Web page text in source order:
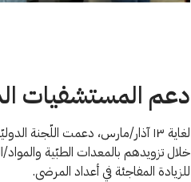
دعم المستشفيات
لغاية ١٣ آذار/مارس، دعمت
خلال تزويدهم بالمعدات الطبّية والمواد/
للزيادة المفاجئة في أعداد المرضى.